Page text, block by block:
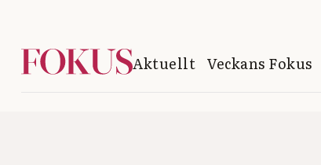
Aktuellt Veckans Fokus